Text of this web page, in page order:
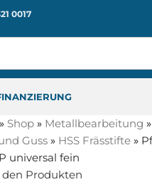
0017
» Shop » Metallbearbeitung »
Guss » HSS Frässtifte »
universal fein
Produkten